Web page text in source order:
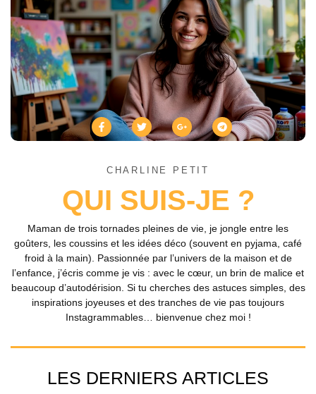
CHARLINE PETIT
QUI SUIS-JE ?
Maman de trois tornades pleines de vie, je jongle entre les
goûters, les coussins et les idées déco (souvent en pyjama, café
froid à la main). Passionnée par l’univers de la maison et de
l’enfance, j’écris comme je vis : avec le cœur, un brin de malice et
beaucoup d’autodérision. Si tu cherches des astuces simples, des
inspirations joyeuses et des tranches de vie pas toujours
Instagrammables… bienvenue chez moi !
LES DERNIERS ARTICLES